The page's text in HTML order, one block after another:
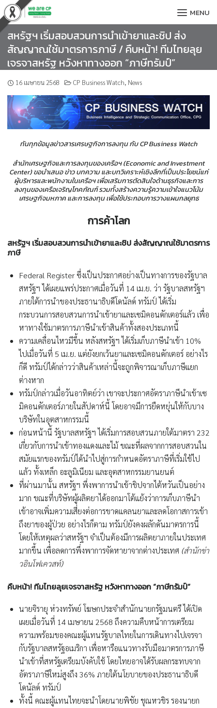
Skip
to
content
MENU
สหรัฐฯ เริ่มสอบสวนการนำเข้ายาและชิป ส่ง
สัญญาณใช้มาตรการภาษี / คืบหน้า! ทีมไทยลุย
เจรจาสหรัฐ หวังหาทางออก “ภาษีทรัมป์”
16 เมษายน 2568 CP Business Watch, News
ทันทุกข้อมูลข่าวสารเศรษฐกิจการลงทุน กับ CP Business Watch
สำนักเศรษฐกิจและการลงทุนของเครือฯ (Economic and Investment
Center) ขอนำเสนอ ข่าว บทความ และบทวิเคราะห์เชิงลึกที่เป็นประโยชน์แก่
ผู้บริหารและพนักงานในเครือฯ เพื่อเสริมการตัดสินใจด้านธุรกิจและการ
ลงทุนของเครือเจริญโภคภัณฑ์ รวมทั้งสร้างความรู้ความเข้าใจแนวโน้ม
เศรษฐกิจมหภาค และการลงทุน เพื่อใช้ประกอบการวางแผนกลยุทธ
การค้าโลก
สหรัฐฯ เริ่มสอบสวนการนำเข้ายาและชิป ส่งสัญญาณใช้มาตรการ
ภาษี
Federal Register ซึ่งเป็นประกาศอย่างเป็นทางการของรัฐบาล
สหรัฐฯ ได้เผยแพร่ประกาศเมื่อวันที่ 14 เม.ย. ว่า รัฐบาลสหรัฐฯ
ภายใต้การนำของประธานาธิบดีโดนัลด์ ทรัมป์ ได้เริ่ม
กระบวนการสอบสวนการนำเข้ายาและเซมิคอนดักเตอร์แล้ว เพื่อ
หาทางใช้มาตรการภาษีนำเข้าสินค้าทั้งสองประเภทนี้
ความเคลื่อนไหวมีขึ้น หลังสหรัฐฯ ได้เริ่มเก็บภาษีนำเข้า 10%
ไปเมื่อวันที่ 5 เม.ย. แต่ยังยกเว้นยาและเซมิคอนดักเตอร์ อย่างไร
ก็ดี ทรัมป์ได้กล่าวว่าสินค้าเหล่านี้จะถูกพิจารณาเก็บภาษีแยก
ต่างหาก
ทรัมป์กล่าวเมื่อวันอาทิตย์ว่า เขาจะประกาศอัตราภาษีนำเข้าเซ
มิคอนดักเตอร์ภายในสัปดาห์นี้ โดยอาจมีการยืดหยุ่นให้กับบาง
บริษัทในอุตสาหกรรมนี้
ก่อนหน้านี้ รัฐบาลสหรัฐฯ ได้เริ่มการสอบสวนภายใต้มาตรา 232
เกี่ยวกับการนำเข้าทองแดงและไม้ ขณะที่ผลจากการสอบสวนใน
สมัยแรกของทรัมป์ได้นำไปสู่การกำหนดอัตราภาษีที่เริ่มใช้ไป
แล้ว ทั้งเหล็ก อะลูมิเนียม และอุตสาหกรรมยานยนต์
ที่ผ่านมานั้น สหรัฐฯ พึ่งพาการนำเข้าชิปจากไต้หวันเป็นอย่าง
มาก ขณะที่บริษัทผู้ผลิตยาได้ออกมาโต้แย้งว่าการเก็บภาษีนำ
เข้าอาจเพิ่มความเสี่ยงต่อการขาดแคลนยาและลดโอกาสการเข้า
ถึงยาของผู้ป่วย อย่างไรก็ตาม ทรัมป์ยังคงผลักดันมาตรการนี้
โดยให้เหตุผลว่าสหรัฐฯ จำเป็นต้องมีการผลิตยาภายในประเทศ
มากขึ้น เพื่อลดการพึ่งพาการจัดหายาจากต่างประเทศ (สำนักข่า
วอินโฟเควสท์)
คืบหน้า! ทีมไทยลุยเจรจาสหรัฐ หวังหาทางออก“ภาษีทรัมป์“
นายจิรายุ ห่วงทรัพย์ โฆษกประจำสำนักนายกรัฐมนตรี ได้เปิด
เผยเมื่อวันที่ 14 เมษายน 2568 ถึงความคืบหน้าการเตรียม
ความพร้อมของคณะผู้แทนรัฐบาลไทยในการเดินทางไปเจรจา
กับรัฐบาลสหรัฐอเมริกา เพื่อหารือแนวทางรับมือมาตรการภาษี
นำเข้าที่สหรัฐเตรียมบังคับใช้ โดยไทยอาจได้รับผลกระทบจาก
อัตราภาษีใหม่สูงถึง 36% ภายใต้นโยบายของประธานาธิบดี
โดนัลด์ ทรัมป์
ทั้งนี้ คณะผู้แทนไทยจะนำโดยนายพิชัย ชุณหวชิร รองนายก